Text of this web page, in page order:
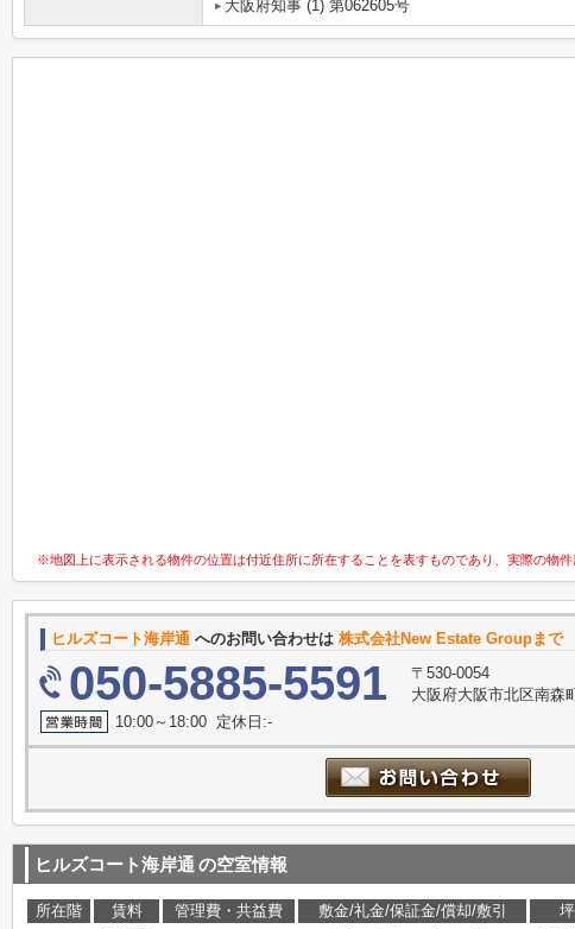
大阪府知事 (1) 第062605号
※地図上に表示される物件の位置は付近住所に所在することを表すものであり、実際の物件
ヒルズコート海岸通 へのお問い合わせは 株式会社New Estate Groupまで
050-5885-5591
〒530-0054
大阪府大阪市北区南森
10:00～18:00 定休日:-
ヒルズコート海岸通 の空室情報
所在階 賃料 管理費・共益費 敷金/礼金/保証金/償却/敷引